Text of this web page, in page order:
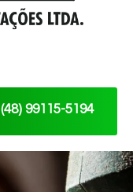
(48) 99115-5194